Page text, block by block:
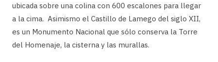
ubicada sobre una colina con 600 escalones para llegar
a la cima. Asimismo el Castillo de Lamego del siglo XII,
es un Monumento Nacional que sólo conserva la Torre
del Homenaje, la cisterna y las murallas.